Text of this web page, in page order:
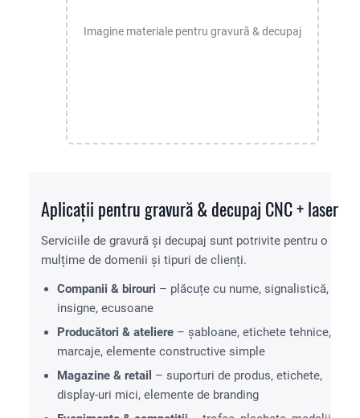
Imagine materiale pentru gravură & decupaj
Aplicații pentru gravură & decupaj CNC + laser
Serviciile de gravură și decupaj sunt potrivite pentru o
mulțime de domenii și tipuri de clienți.
Companii & birouri – plăcuțe cu nume, signalistică,
insigne, ecusoane
Producători & ateliere – șabloane, etichete tehnice,
marcaje, elemente constructive simple
Magazine & retail – suporturi de produs, etichete,
display-uri mici, elemente de branding